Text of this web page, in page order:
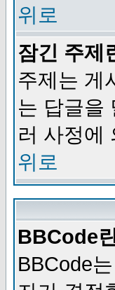
위로
잠긴 주제
주제는 게
는 답글을
러 사정에
위로
BBCode
BBCode